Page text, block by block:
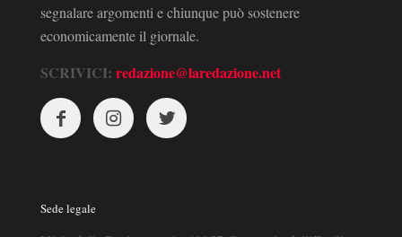
segnalare argomenti e chiunque può sostenere
economicamente il giornale.
SCRIVICI: redazione@laredazione.net
Sede legale